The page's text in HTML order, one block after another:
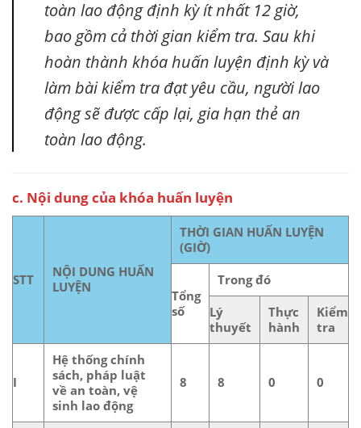
toàn lao động định kỳ ít nhất 12 giờ,
bao gồm cả thời gian kiểm tra. Sau khi
hoàn thành khóa huấn luyện định kỳ và
làm bài kiểm tra đạt yêu cầu, người lao
động sẽ được cấp lại, gia hạn thẻ an
toàn lao động.
c. Nội dung của khóa huấn luyện
STT
NỘI DUNG HUẤN
LUYỆN
THỜI GIAN HUẤN LUYỆN
(GIỜ)
Tổng
số
Trong đó
Lý
thuyết
Thực
hành
Kiểm
tra
I
Hệ thống chính
sách, pháp luật
về an toàn, vệ
sinh lao động
8 8 0 0